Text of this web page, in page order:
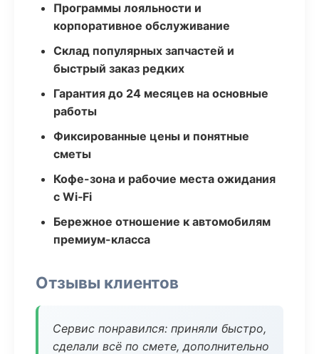
Программы лояльности и
корпоративное обслуживание
Склад популярных запчастей и
быстрый заказ редких
Гарантия до 24 месяцев на основные
работы
Фиксированные цены и понятные
сметы
Кофе-зона и рабочие места ожидания
с Wi‑Fi
Бережное отношение к автомобилям
премиум-класса
Отзывы клиентов
Сервис понравился: приняли быстро,
сделали всё по смете, дополнительно